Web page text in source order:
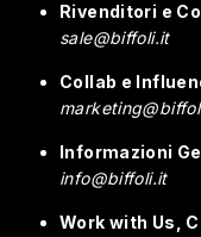
Rivenditori e
sale@biffoli.it
Collab e
Informazioni
info@biffoli.it
Work with Us,